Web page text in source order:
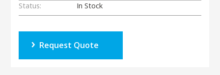
Status:
In Stock
Request Quote